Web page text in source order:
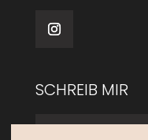
SCHREIB MIR